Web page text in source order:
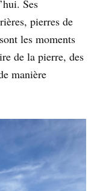
Ses
pierres de
les moments
de la pierre, des
manière